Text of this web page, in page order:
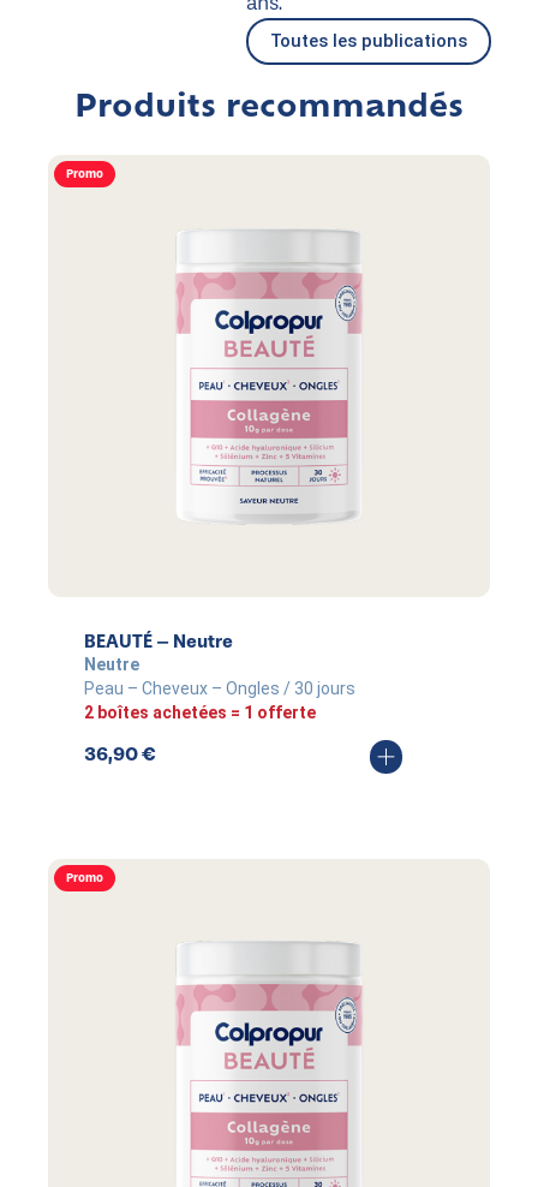
Toutes les publications
Produits recommandés
Promo
BEAUTÉ – Neutre
Neutre
Peau – Cheveux – Ongles / 30 jours
2 boîtes achetées = 1 offerte
36,90€
Promo